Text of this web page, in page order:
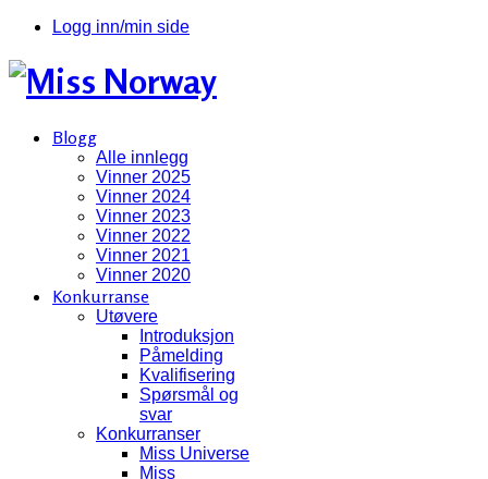
Logg inn/min side
Blogg
Alle innlegg
Vinner 2025
Vinner 2024
Vinner 2023
Vinner 2022
Vinner 2021
Vinner 2020
Konkurranse
Utøvere
Introduksjon
Påmelding
Kvalifisering
Spørsmål og
svar
Konkurranser
Miss Universe
Miss